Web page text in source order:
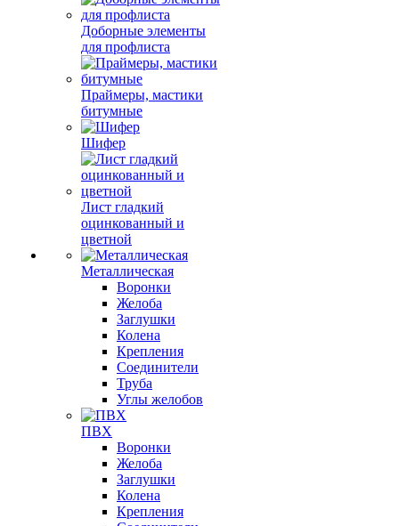
Доборные элементы
для профлиста
Праймеры, мастики
битумные
Шифер
Лист гладкий
оцинкованный и
цветной
Металлическая
Воронки
Желоба
Заглушки
Колена
Крепления
Соединители
Труба
Углы желобов
ПВХ
Воронки
Желоба
Заглушки
Колена
Крепления